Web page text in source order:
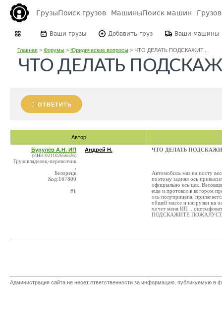
ГрузыПоиск грузов МашиныПоиск машин
Ваши грузы Добавить груз Ваши машины
Главная> Форумы> Юридические вопросы> ЧТО ДЕЛАТЬ ПОДСКАЖИТ...
ЧТО ДЕЛАТЬ
ОТВЕТИТЬ
Автор
Бурулёв А.Н. ИП
(ИНН:021102656526)
Грузовладелец-перевозчик
Белорецк
Код:167800
#1
Андрей Н. ЧТО ДЕЛАТЬ
Автомобиль маз на посту
поэтому задняя ось
официально есь цек
еще и протокол в котором
ось полуприцепа,
общей массе и нагрузки на
хочет меня ИП
ПОДСКАЖИТЕ ПОЖАЛУСТО
Администрация сайта не несет ответственности за информацию, публикуемую